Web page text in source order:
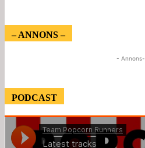
– ANNONS –
- Annons-
PODCAST